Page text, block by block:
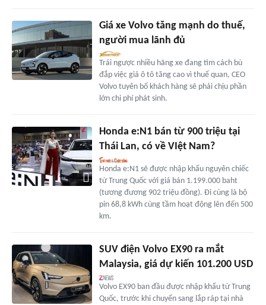
Giá xe Volvo tăng mạnh do thuế,
người mua lãnh đủ
Trái ngược nhiều hãng xe đang tìm cách bù
đắp việc giá ô tô tăng cao vì thuế quan, CEO
Volvo tuyên bố khách hàng sẽ phải chịu phần
lớn chi phí phát sinh.
Honda e:N1 bán từ 900 triệu tại
Thái Lan, có về VIệt Nam?
Honda e:N1 sẽ được nhập khẩu nguyên chiếc
từ Trung Quốc với giá bán 1.199.000 baht
(tương đương 902 triệu đồng). Đi cùng là bộ
pin 68,8 kWh cùng tầm hoạt động lên đến 500
km.
SUV điện Volvo EX90 ra mắt
Malaysia, giá dự kiến 101.200 USD
Volvo EX90 ban đầu được nhập khẩu từ Trung
Quốc, trước khi chuyển sang lắp ráp tại nhà